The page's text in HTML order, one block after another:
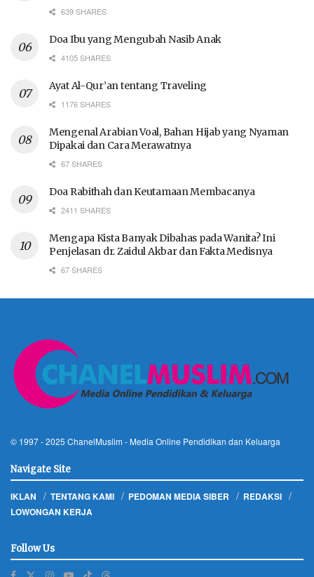
639 SHARES
Doa Ibu yang Mengubah Nasib Anak
4105 SHARES
Ayat Al-Qur’an tentang Traveling
1176 SHARES
Mengenal Arabian Voal, Bahan Hijab yang Nyaman
Dipakai dan Cara Merawatnya
67 SHARES
Doa Rabithah dan Keutamaan Membacanya
2411 SHARES
Mengapa Kista Banyak Dibahas pada Wanita? Ini
Penjelasan dr. Zaidul Akbar dan Fakta Medisnya
67 SHARES
© 1997 - 2025 ChanelMuslim - Media Online Pendidikan dan Keluarga
Navigate Site
IKLAN TENTANG KAMI PEDOMAN MEDIA SIBER
REDAKSI
LOWONGAN KERJA
Follow Us